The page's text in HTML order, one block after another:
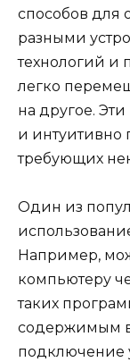
способов
разными
технологий и
легко
на другое.
и интуитивно
требующих
Один из
Например,
компьютеру
таких
содержимым
подключение